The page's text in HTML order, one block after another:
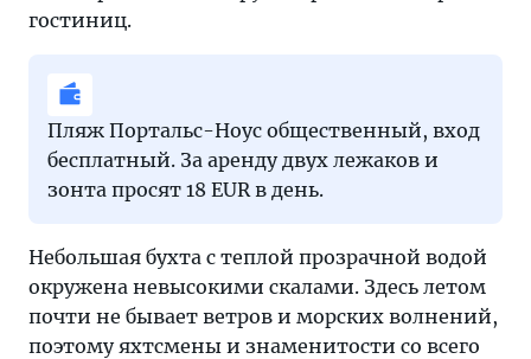
гостиниц.
Пляж Портальс-Ноус общественный, вход
бесплатный. За аренду двух лежаков и
зонта просят 18 EUR в день.
Небольшая бухта с теплой прозрачной водой
окружена невысокими скалами. Здесь летом
почти не бывает ветров и морских волнений,
поэтому яхтсмены и знаменитости со всего